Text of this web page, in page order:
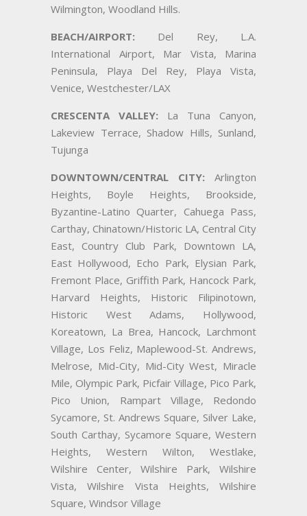
Wilmington, Woodland Hills.
BEACH/AIRPORT: Del Rey, L.A.
International Airport, Mar Vista, Marina
Peninsula, Playa Del Rey, Playa Vista,
Venice, Westchester/LAX
CRESCENTA VALLEY: La Tuna Canyon,
Lakeview Terrace, Shadow Hills, Sunland,
Tujunga
DOWNTOWN/CENTRAL CITY: Arlington
Heights, Boyle Heights, Brookside,
Byzantine-Latino Quarter, Cahuega Pass,
Carthay, Chinatown/Historic LA, Central City
East, Country Club Park, Downtown LA,
East Hollywood, Echo Park, Elysian Park,
Fremont Place, Griffith Park, Hancock Park,
Harvard Heights, Historic Filipinotown,
Historic West Adams, Hollywood,
Koreatown, La Brea, Hancock, Larchmont
Village, Los Feliz, Maplewood-St. Andrews,
Melrose, Mid-City, Mid-City West, Miracle
Mile, Olympic Park, Picfair Village, Pico Park,
Pico Union, Rampart Village, Redondo
Sycamore, St. Andrews Square, Silver Lake,
South Carthay, Sycamore Square, Western
Heights, Western Wilton, Westlake,
Wilshire Center, Wilshire Park, Wilshire
Vista, Wilshire Vista Heights, Wilshire
Square, Windsor Village